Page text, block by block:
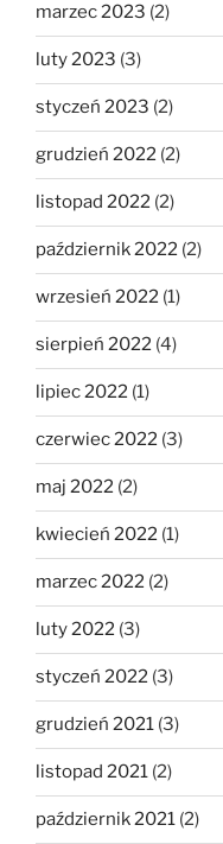
marzec 2023 (2)
luty 2023 (3)
styczeń 2023 (2)
grudzień 2022 (2)
listopad 2022 (2)
październik 2022 (2)
wrzesień 2022 (1)
sierpień 2022 (4)
lipiec 2022 (1)
czerwiec 2022 (3)
maj 2022 (2)
kwiecień 2022 (1)
marzec 2022 (2)
luty 2022 (3)
styczeń 2022 (3)
grudzień 2021 (3)
listopad 2021 (2)
październik 2021 (2)